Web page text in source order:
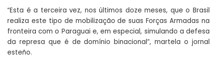
“Esta é a terceira vez, nos últimos doze meses, que o Brasil
realiza este tipo de mobilização de suas Forças Armadas na
fronteira com o Paraguai e, em especial, simulando a defesa
da represa que é de domínio binacional”, martela o jornal
esteño.